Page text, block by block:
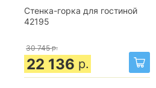
Стенка-горка для гостиной
42195
30 745 р.
22 136 р.